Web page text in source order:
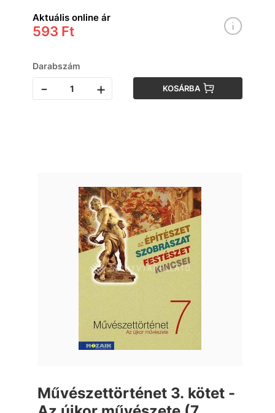
Aktuális online ár
593 Ft
Darabszám
- + KOSÁRBA
Művészettörténet 3. kötet -